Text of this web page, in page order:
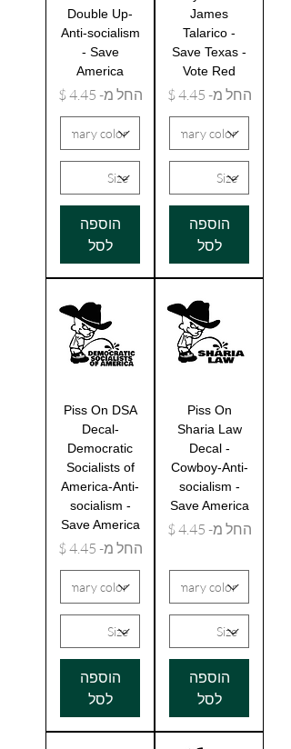
James
Talarico -
Save Texas -
Vote Red
החל מ-
מחיר מבצע
הוספה
לסל
Double Up-
Anti-socialism
- Save
America
החל מ-
מחיר מבצע
הוספה
לסל
Piss On
Sharia Law
Decal -
Cowboy-Anti-
socialism -
Save America
החל מ-
מחיר מבצע
הוספה
לסל
Piss On DSA
Decal-
Democratic
Socialists of
America-Anti-
socialism -
Save America
החל מ-
מחיר מבצע
הוספה
לסל